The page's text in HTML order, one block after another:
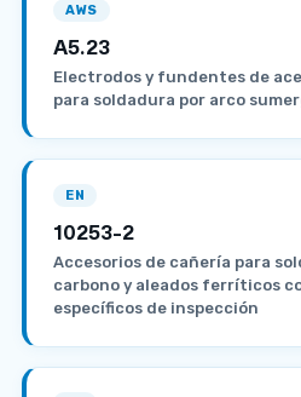
AWS
A5.23
Electrodos y fundentes de
para soldadura por arco
EN
10253-2
Accesorios de cañería para
carbono y aleados ferríticos
específicos de inspección